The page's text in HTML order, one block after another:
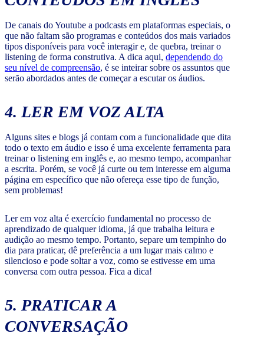
De canais do Youtube a podcasts em plataformas especiais, o
que não faltam são programas e conteúdos dos mais variados
tipos disponíveis para você interagir e, de quebra, treinar o
listening de forma construtiva. A dica aqui, dependendo do
seu nível de compreensão, é se inteirar sobre os assuntos que
serão abordados antes de começar a escutar os áudios.
4. LER EM VOZ ALTA
Alguns sites e blogs já contam com a funcionalidade que dita
todo o texto em áudio e isso é uma excelente ferramenta para
treinar o listening em inglês e, ao mesmo tempo, acompanhar
a escrita. Porém, se você já curte ou tem interesse em alguma
página em específico que não ofereça esse tipo de função,
sem problemas!
Ler em voz alta é exercício fundamental no processo de
aprendizado de qualquer idioma, já que trabalha leitura e
audição ao mesmo tempo. Portanto, separe um tempinho do
dia para praticar, dê preferência a um lugar mais calmo e
silencioso e pode soltar a voz, como se estivesse em uma
conversa com outra pessoa. Fica a dica!
5. PRATICAR A
CONVERSAÇÃO